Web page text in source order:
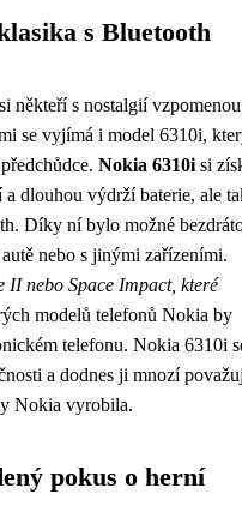
s Bluetooth
někteří s nostalgií
se vyjímá i model 6310i,
Nokia 6310i si
dlouhou výdrží baterie, ale
Díky ní bylo možné
nebo s jinými zařízeními.
nebo Space Impact, které
modelů telefonů Nokia by
telefonu. Nokia 6310i
a dodnes ji mnozí
Nokia vyrobila.
pokus o herní